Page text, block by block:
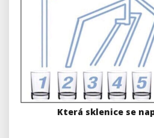
Která sklenice se